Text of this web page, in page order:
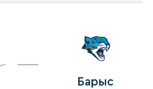
Барыс